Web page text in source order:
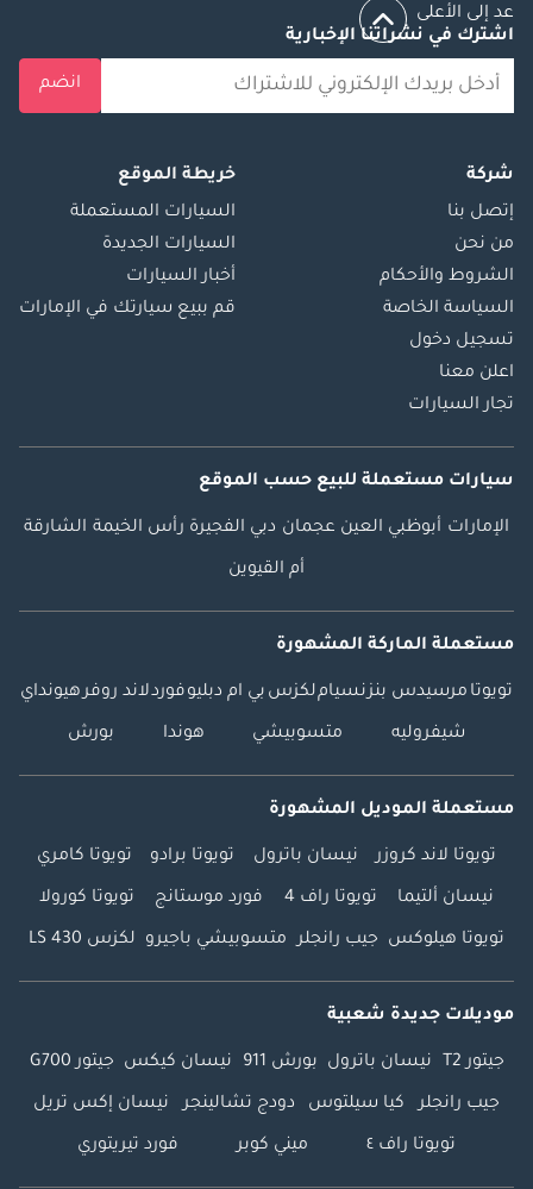
عد إلى الأعلى
اشترك في نشراتنا الإخبارية
انضم
شركة
إتصل بنا
من نحن
الشروط والأحكام
السياسة الخاصة
تسجيل دخول
اعلن معنا
تجار السيارات
خريطة الموقع
السيارات المستعملة
السيارات الجديدة
أخبار السيارات
قم ببيع سيارتك في الإمارات
سيارات مستعملة للبيع حسب الموقع
الإمارات أبوظبي العين عجمان دبي الفجيرة رأس الخيمة الشارقة
أم القيوين
مستعملة الماركة المشهورة
تويوتا مرسيدس بنزنسياملكزس بي ام دبليوفوردلاند روفرهيونداي
شيفروليه متسوبيشي هوندا بورش
مستعملة الموديل المشهورة
تويوتا لاند كروزر نيسان باترول تويوتا برادو تويوتا كامري
نيسان ألتيما تويوتا راف 4 فورد موستانج تويوتا كورولا
تويوتا هيلوكس جيب رانجلر متسوبيشي باجيرو لكزس LS 430
موديلات جديدة شعبية
جيتور T2 نيسان باترول بورش 911 نيسان كيكس جيتور G700
جيب رانجلر كيا سيلتوس دودج تشالينجر نيسان إكس تريل
تويوتا راف ٤ ميني كوبر فورد تيريتوري